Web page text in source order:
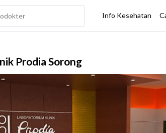
Prodia Sorong